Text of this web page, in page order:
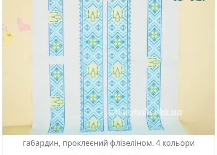
габардин, проклеєний флізеліном. 4 кольори